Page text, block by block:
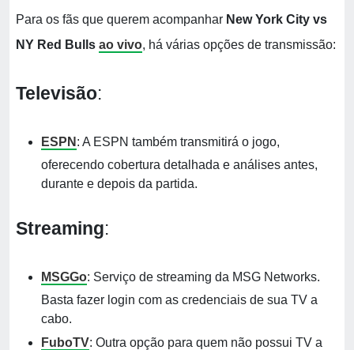
Para os fãs que querem acompanhar New York City vs
NY Red Bulls ao vivo, há várias opções de transmissão:
Televisão:
ESPN : A ESPN também transmitirá o jogo,
oferecendo cobertura detalhada e análises antes,
durante e depois da partida.
Streaming:
MSGGo: Serviço de streaming da MSG Networks.
Basta fazer login com as credenciais de sua TV a
cabo.
FuboTV: Outra opção para quem não possui TV a